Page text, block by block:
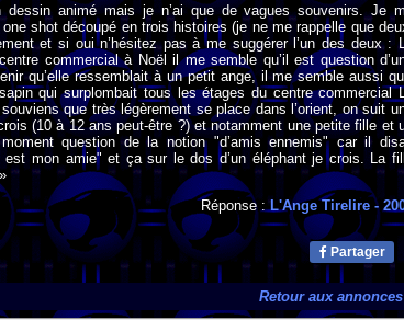
dessin animé mais je n’ai que de vagues souvenirs. Je
shot découpé en trois histoires (je ne me rappelle que
et si oui n’hésitez pas à me suggérer l’un des deux :
commercial à Noël il me semble qu’il est question
qu’elle ressemblait à un petit ange, il me semble aussi
qui surplombait tous les étages du centre commercial
que très légèrement se place dans l’orient, on suit
(10 à 12 ans peut-être ?) et notamment une petite fille et
question de la notion "d’amis ennemis" car il
est mon amie" et ça sur le dos d’un éléphant je crois. La
Réponse :L'Ange Tirelire -
Partager
Retour aux annonces